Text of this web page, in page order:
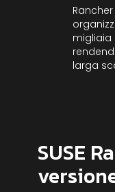
migliaia
larga
SUSE